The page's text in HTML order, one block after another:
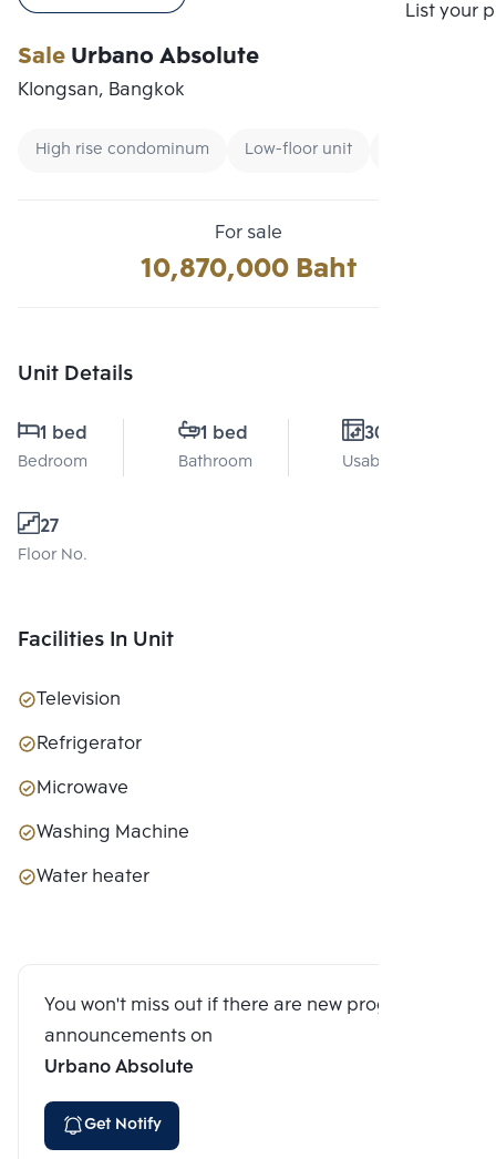
List your
SaleUrbano Absolute
Klongsan, Bangkok
High rise condominum Low-floor unit
For sale
10,870,000 Baht
Unit Details
1 bed
Bedroom
1 bed
Bathroom
30 Sq.m.
Usable area
27
Floor No.
Facilities In Unit
Television
Refrigerator
Microwave
Washing Machine
Water heater
You won't miss out if there are new program
announcements on
Urbano Absolute
Get Notify